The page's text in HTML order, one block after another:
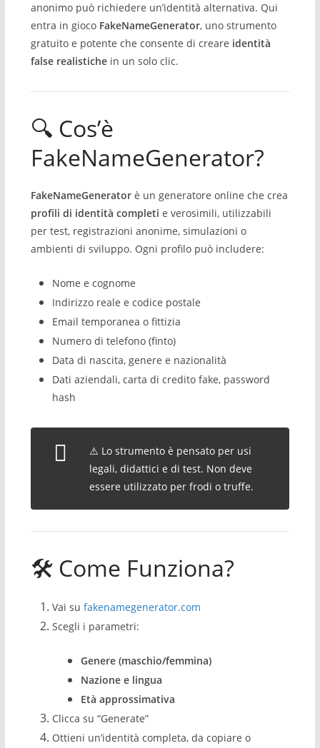
anonimo può richiedere un’identità alternativa. Qui
entra in gioco FakeNameGenerator, uno strumento
gratuito e potente che consente di creare identità
false realistichein un solo clic.
🔍 Cos’è
FakeNameGenerator?
FakeNameGeneratorè un generatore online che crea
profili di identità completi e verosimili, utilizzabili
per test, registrazioni anonime, simulazioni o
ambienti di sviluppo. Ogni profilo può includere:
Nome e cognome
Indirizzo reale e codice postale
Email temporanea o fittizia
Numero di telefono (finto)
Data di nascita, genere e nazionalità
Dati aziendali, carta di credito fake, password
hash
⚠️ Lo strumento è pensato per usi
legali, didattici e di test. Non deve
essere utilizzato per frodi o truffe.
🛠️ Come Funziona?
Vai su fakenamegenerator.com
Scegli i parametri:
Genere (maschio/femmina)
Nazione e lingua
Età approssimativa
Clicca su “Generate”
Ottieni un’identità completa, da copiare o